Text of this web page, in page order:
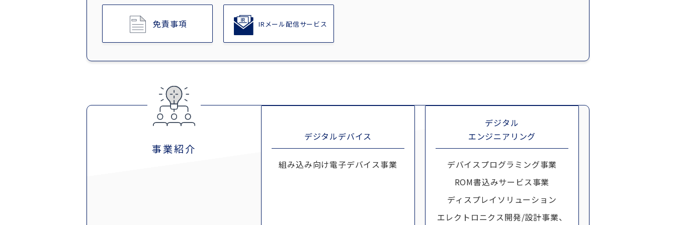
免責事項 IRメール配信サービス
事業紹介
デジタルデバイス
組み込み向け電子デバイス事業
デジタル
エンジニアリング
デバイス プログラミング事業
ROM書込みサービス事業
ディスプレイソリューション
エレクトロニクス開発/設計事業、